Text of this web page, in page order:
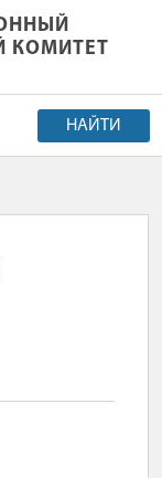
КОМИТЕТ
НАЙТИ